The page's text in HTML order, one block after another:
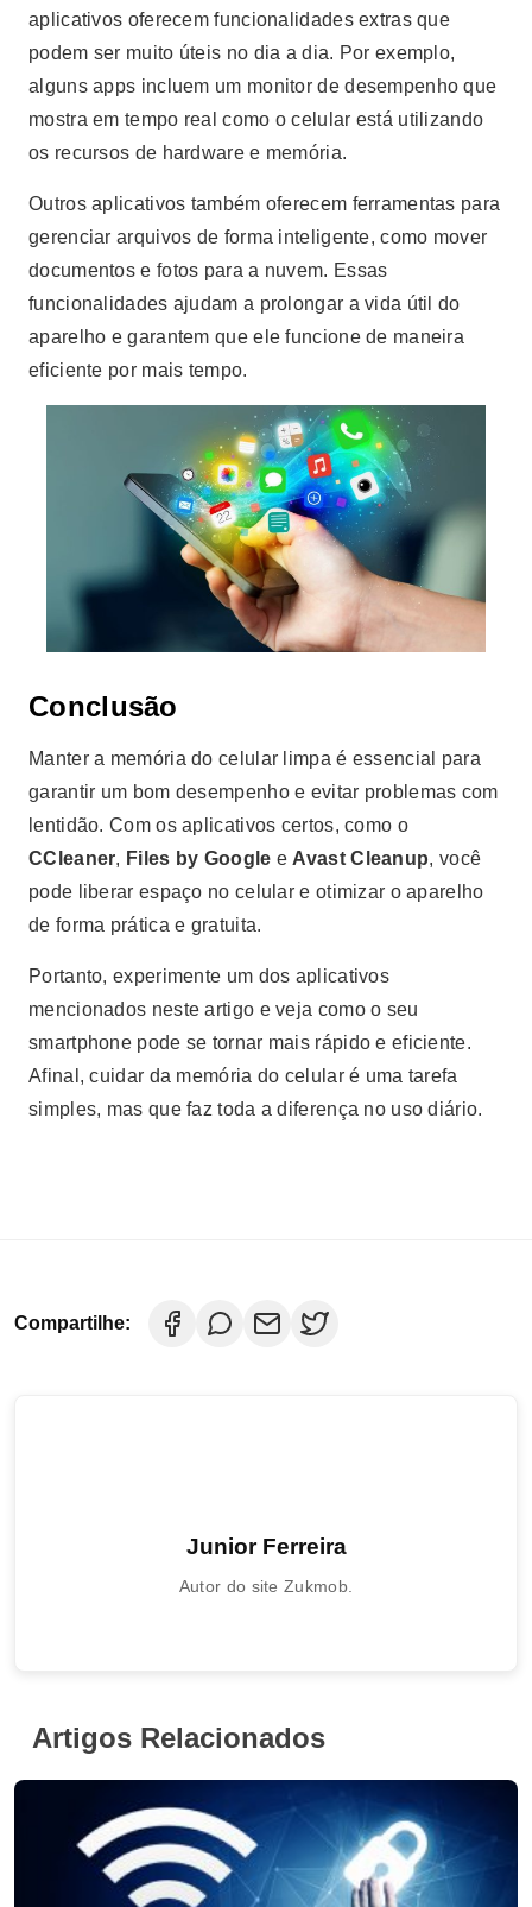
aplicativos oferecem funcionalidades extras que
podem ser muito úteis no dia a dia. Por exemplo,
alguns apps incluem um monitor de desempenho que
mostra em tempo real como o celular está utilizando
os recursos de hardware e memória.
Outros aplicativos também oferecem ferramentas para
gerenciar arquivos de forma inteligente, como mover
documentos e fotos para a nuvem. Essas
funcionalidades ajudam a prolongar a vida útil do
aparelho e garantem que ele funcione de maneira
eficiente por mais tempo.
Conclusão
Manter a memória do celular limpa é essencial para
garantir um bom desempenho e evitar problemas com
lentidão. Com os aplicativos certos, como o
CCleaner, Files by Google e Avast Cleanup, você
pode liberar espaço no celular e otimizar o aparelho
de forma prática e gratuita.
Portanto, experimente um dos aplicativos
mencionados neste artigo e veja como o seu
smartphone pode se tornar mais rápido e eficiente.
Afinal, cuidar da memória do celular é uma tarefa
simples, mas que faz toda a diferença no uso diário.
Compartilhe:
Junior Ferreira
Autor do site Zukmob.
Artigos Relacionados